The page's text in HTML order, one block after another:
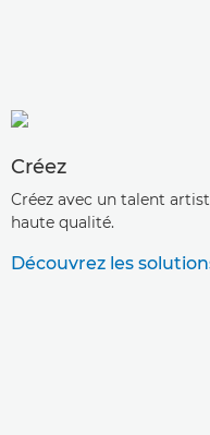
Créez
Créez avec un talent
haute qualité.
Découvrez les